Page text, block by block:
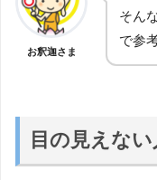
お釈迦さま
そん
で参
目の見えな